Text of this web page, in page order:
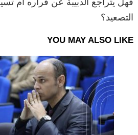
التصعيد؟
YOU MAY ALSO LIKE